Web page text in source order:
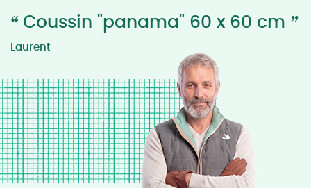
“ Coussin "panama" 60 x 60 cm ”
Laurent